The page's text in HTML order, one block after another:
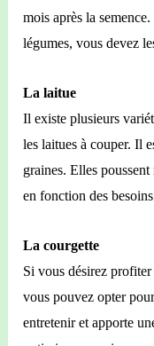
mois après la
légumes, vous devez
La laitue
Il existe plusieurs
les laitues à couper. Il
graines. Elles
en fonction des
La courgette
Si vous désirez
vous pouvez opter
entretenir et apporte